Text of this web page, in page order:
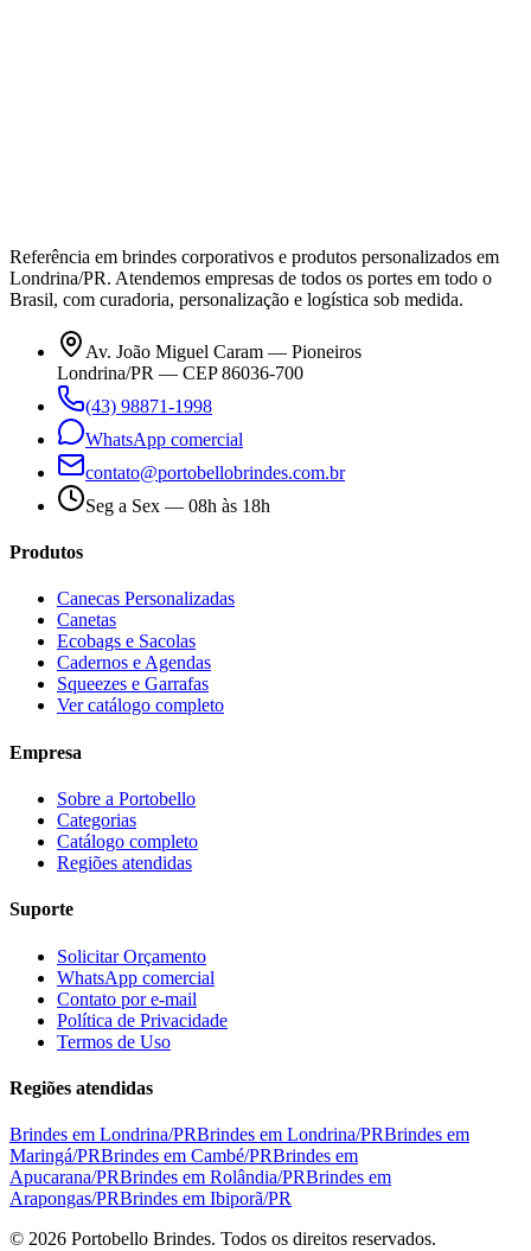
Referência em brindes corporativos e produtos personalizados em
Londrina/PR. Atendemos empresas de todos os portes em todo o
Brasil, com curadoria, personalização e logística sob medida.
Av. João Miguel Caram — Pioneiros
Londrina/PR — CEP 86036-700
(43) 98871-1998
WhatsApp comercial
contato@portobellobrindes.com.br
Seg a Sex — 08h às 18h
Produtos
Canecas Personalizadas
Canetas
Ecobags e Sacolas
Cadernos e Agendas
Squeezes e Garrafas
Ver catálogo completo
Empresa
Sobre a Portobello
Categorias
Catálogo completo
Regiões atendidas
Suporte
Solicitar Orçamento
WhatsApp comercial
Contato por e-mail
Política de Privacidade
Termos de Uso
Regiões atendidas
Brindes em Londrina/PRBrindes em Londrina/PRBrindes em
Maringá/PRBrindes em Cambé/PRBrindes em
Apucarana/PRBrindes em Rolândia/PRBrindes em
Arapongas/PRBrindes em Ibiporã/PR
© 2026 Portobello Brindes. Todos os direitos reservados.